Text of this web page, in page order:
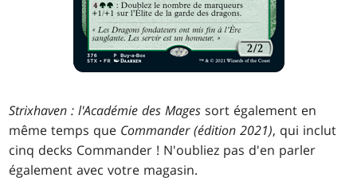
Strixhaven : l'Académie des Mages sort également en
même temps que Commander (édition 2021), qui inclut
cinq decks Commander ! N'oubliez pas d'en parler
également avec votre magasin.